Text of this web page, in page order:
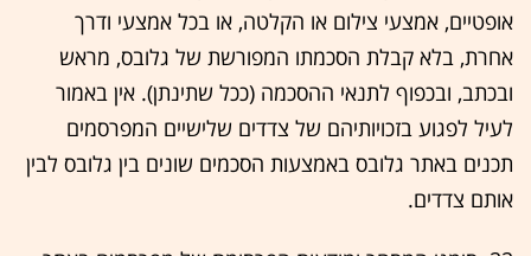
אופטיים, אמצעי צילום או הקלטה, או בכל אמצעי ודרך
אחרת, בלא קבלת הסכמתו המפורשת של גלובס, מראש
ובכתב, ובכפוף לתנאי ההסכמה (ככל שתינתן). אין באמור
לעיל לפגוע בזכויותיהם של צדדים שלישיים המפרסמים
תכנים באתר גלובס באמצעות הסכמים שונים בין גלובס לבין
אותם צדדים.